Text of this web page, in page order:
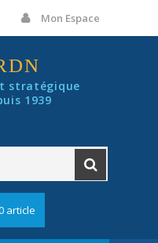
Mon Espace
stratégique
1939
article